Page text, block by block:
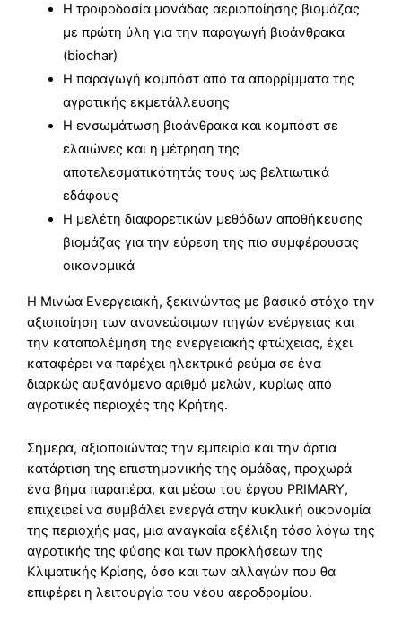
Η τροφοδοσία μονάδας αεριοποίησης βιομάζας
με πρώτη ύλη για την παραγωγή βιοάνθρακα
(biochar)
Η παραγωγή κομπόστ από τα απορρίμματα της
αγροτικής εκμετάλλευσης
Η ενσωμάτωση βιοάνθρακα και κομπόστ σε
ελαιώνες και η μέτρηση της
αποτελεσματικότητάς τους ως βελτιωτικά
εδάφους
Η μελέτη διαφορετικών μεθόδων αποθήκευσης
βιομάζας για την εύρεση της πιο συμφέρουσας
οικονομικά
Η Μινώα Ενεργειακή, ξεκινώντας με βασικό στόχο την
αξιοποίηση των ανανεώσιμων πηγών ενέργειας και
την καταπολέμηση της ενεργειακής φτώχειας, έχει
καταφέρει να παρέχει ηλεκτρικό ρεύμα σε ένα
διαρκώς αυξανόμενο αριθμό μελών, κυρίως από
αγροτικές περιοχές της Κρήτης.
Σήμερα, αξιοποιώντας την εμπειρία και την άρτια
κατάρτιση της επιστημονικής της ομάδας, προχωρά
ένα βήμα παραπέρα, και μέσω του έργου PRIMARY,
επιχειρεί να συμβάλει ενεργά στην κυκλική οικονομία
της περιοχής μας, μια αναγκαία εξέλιξη τόσο λόγω της
αγροτικής της φύσης και των προκλήσεων της
Κλιματικής Κρίσης, όσο και των αλλαγών που θα
επιφέρει η λειτουργία του νέου αεροδρομίου.